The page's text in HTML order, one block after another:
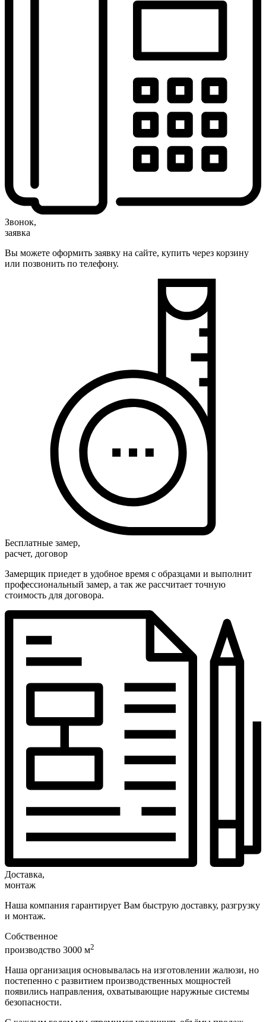
Звонок,
заявка
Вы можете оформить заявку на сайте, купить через корзину
или позвонить по телефону.
Бесплатные замер,
расчет, договор
Замерщик приедет в удобное время с образцами и выполнит
профессиональный замер, а так же рассчитает точную
стоимость для договора.
Доставка,
монтаж
Наша компания гарантирует Вам быструю доставку, разгрузку
и монтаж.
Собственное
производство 3000 м2
Наша организация основывалась на изготовлении жалюзи, но
постепенно с развитием производственных мощностей
появились направления, охватывающие наружные системы
безопасности.